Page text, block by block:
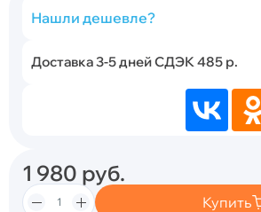
Нашли дешевле?
Доставка 3-5 дней СДЭК 485 р.
1 980 руб.
Купить